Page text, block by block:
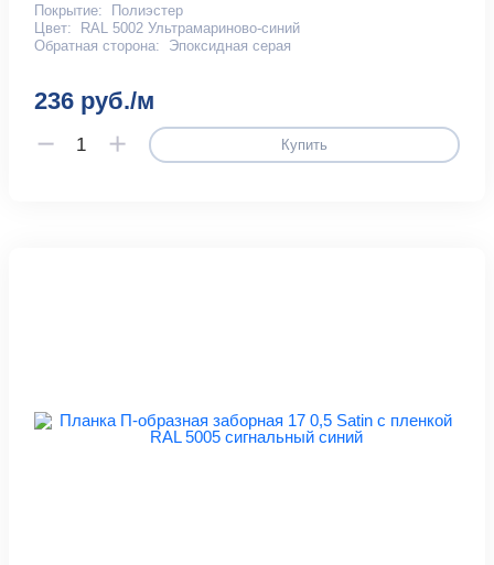
Покрытие:
Полиэстер
Цвет:
RAL 5002 Ультрамариново-синий
Обратная сторона:
Эпоксидная серая
236 руб./м
Купить